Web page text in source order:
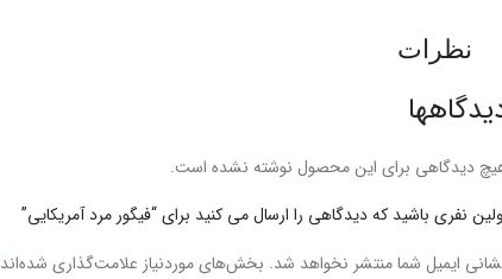
نظرات
دیدگاهی برای این محصول نوشته نشده است.
نفری باشید که دیدگاهی را ارسال می کنید برای “فیگور مرد آمریکایی”
ایمیل شما منتشر نخواهد شد. بخش‌های موردنیاز علامت‌گذاری شده‌اند